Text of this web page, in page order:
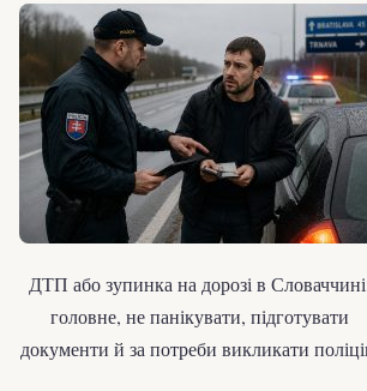
ДТП або зупинка на дорозі в
головне, не панікувати, підготувати
документи й за потреби викликати